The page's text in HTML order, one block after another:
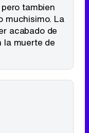
tambien
muchisimo. La
acabado de
la muerte de